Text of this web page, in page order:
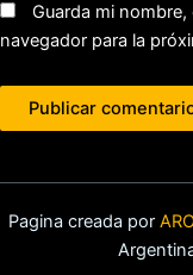
Guarda mi
navegador para la
Pagina creada por